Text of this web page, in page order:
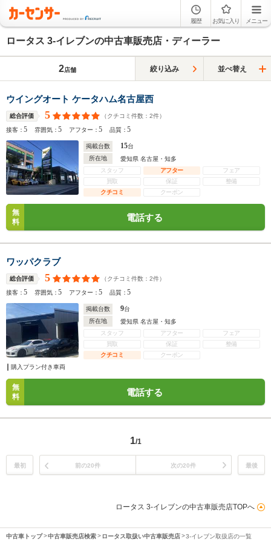
履歴 お気に入り メニュー
ロータス 3-イレブンの中古車販売店・ディーラー
2店舗 絞り込み 並べ替え
ウイングオート ケータハム名古屋西
総合評価 5 （クチコミ件数： 2件）
接客：5 雰囲気：5 アフター：5 品質：5
掲載台数 15台
所在地
愛知県 名古屋・知多
スタッフ
アフター
フェア
買取
保証
整備
クチコミ
クーポン
無
料
電話する
ワッパクラブ
総合評価 5 （クチコミ件数： 2件）
接客：5 雰囲気：5 アフター：5 品質：5
掲載台数 9台
所在地
愛知県 名古屋・知多
スタッフ
アフター
フェア
買取
保証
整備
クチコミ
クーポン
購入プラン付き車両
無
料
電話する
1/1
最初 前の20件 次の20件 最後
ロータス 3-イレブンの中古車販売店TOPへ
中古車トップ 中古車販売店検索 ロータス取扱い中古車販売店 3-イレブン取扱店の一覧